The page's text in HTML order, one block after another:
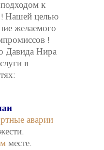
к
! Нашей целью
желаемого
!
Давида Нира
в
аварии
месте.